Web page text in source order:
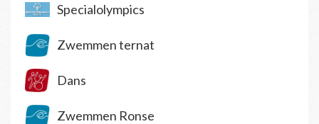
Specialolympics
Zwemmen ternat
Dans
Zwemmen Ronse